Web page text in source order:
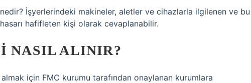
İşyerlerindeki makineler, aletler ve cihazlarla ilgilenen ve bu
hafifleten kişi olarak cevaplanabilir.
NASIL ALINIR?
için FMC kurumu tarafından onaylanan kurumlara